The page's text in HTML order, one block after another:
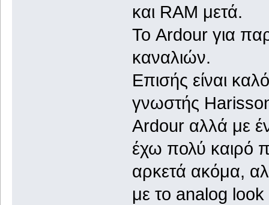
και RAM μετά.
Το Ardour για
καναλιών.
Επισής είναι
γνωστής
Ardour αλλά με
έχω πολύ καιρό
αρκετά ακόμα,
με το analog